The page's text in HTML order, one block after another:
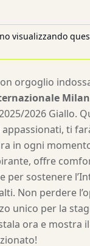
visualizzando
orgoglio
2026 Giallo.
ti
in ogni
offre
per sostenere
Non perdere
unico per la
ora e mostra